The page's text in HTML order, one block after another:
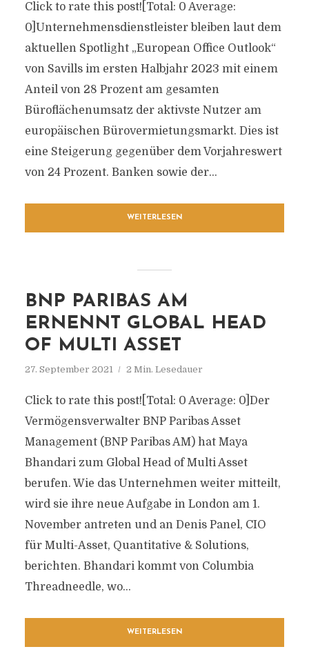
Click to rate this post![Total: 0 Average:
0]Unternehmensdienstleister bleiben laut dem
aktuellen Spotlight „European Office Outlook“
von Savills im ersten Halbjahr 2023 mit einem
Anteil von 28 Prozent am gesamten
Büroflächenumsatz der aktivste Nutzer am
europäischen Bürovermietungsmarkt. Dies ist
eine Steigerung gegenüber dem Vorjahreswert
von 24 Prozent. Banken sowie der...
WEITERLESEN
BNP PARIBAS AM
ERNENNT GLOBAL HEAD
OF MULTI ASSET
27. September 2021 2 Min. Lesedauer
Click to rate this post![Total: 0 Average: 0]Der
Vermögensverwalter BNP Paribas Asset
Management (BNP Paribas AM) hat Maya
Bhandari zum Global Head of Multi Asset
berufen. Wie das Unternehmen weiter mitteilt,
wird sie ihre neue Aufgabe in London am 1.
November antreten und an Denis Panel, CIO
für Multi-Asset, Quantitative & Solutions,
berichten. Bhandari kommt von Columbia
Threadneedle, wo...
WEITERLESEN